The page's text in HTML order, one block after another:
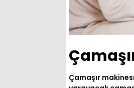
Çamaşır